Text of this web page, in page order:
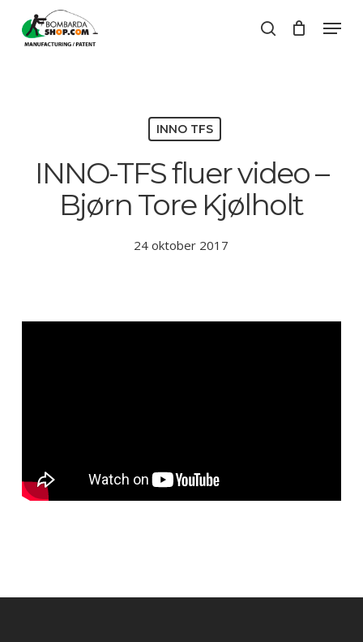
main
search
Menu
Cart Close
INNO TFS
INNO-TFS fluer video –
Bjørn Tore Kjølholt
24 oktober 2017